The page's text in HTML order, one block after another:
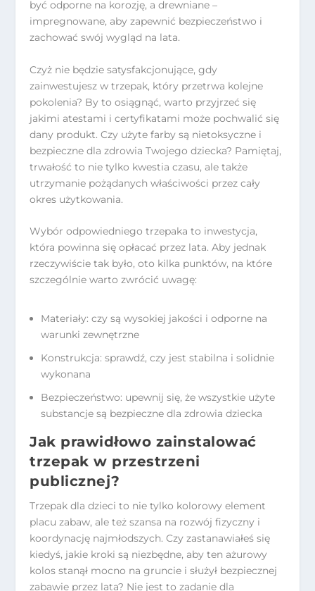
być odporne na korozję, a drewniane –
impregnowane, aby zapewnić bezpieczeństwo i
zachować swój wygląd na lata.
Czyż nie będzie satysfakcjonujące, gdy
zainwestujesz w trzepak, który przetrwa kolejne
pokolenia? By to osiągnąć, warto przyjrzeć się
jakimi atestami i certyfikatami może pochwalić się
dany produkt. Czy użyte farby są nietoksyczne i
bezpieczne dla zdrowia Twojego dziecka? Pamiętaj,
trwałość to nie tylko kwestia czasu, ale także
utrzymanie pożądanych właściwości przez cały
okres użytkowania.
Wybór odpowiedniego trzepaka to inwestycja,
która powinna się opłacać przez lata. Aby jednak
rzeczywiście tak było, oto kilka punktów, na które
szczególnie warto zwrócić uwagę:
Materiały: czy są wysokiej jakości i odporne na
warunki zewnętrzne
Konstrukcja: sprawdź, czy jest stabilna i solidnie
wykonana
Bezpieczeństwo: upewnij się, że wszystkie użyte
substancje są bezpieczne dla zdrowia dziecka
Jak prawidłowo zainstalować
trzepak w przestrzeni
publicznej?
Trzepak dla dzieci to nie tylko kolorowy element
placu zabaw, ale też szansa na rozwój fizyczny i
koordynację najmłodszych. Czy zastanawiałeś się
kiedyś, jakie kroki są niezbędne, aby ten ażurowy
kolos stanął mocno na gruncie i służył bezpiecznej
zabawie przez lata? Nie jest to zadanie dla